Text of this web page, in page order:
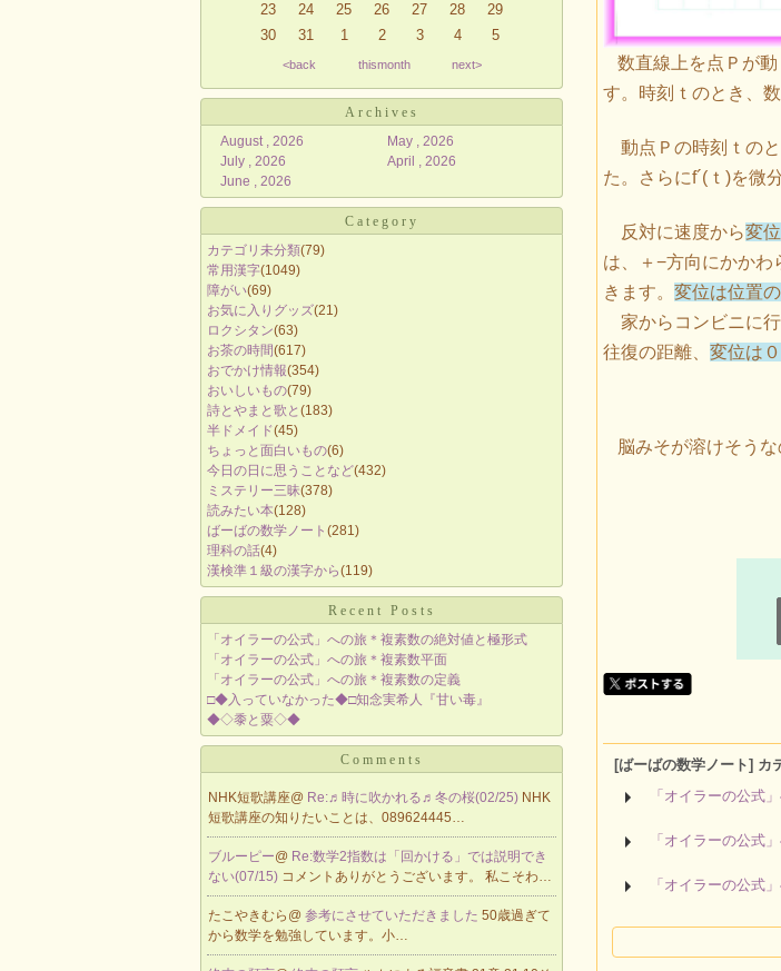
23
24 25 26 27 28
29
30
31 1 2 3 4 5
<back thismonth next>
Archives
August , 2026
July , 2026
June , 2026
May , 2026
April , 2026
Category
カテゴリ未分類(79)
常用漢字(1049)
障がい(69)
お気に入りグッズ(21)
ロクシタン(63)
お茶の時間(617)
おでかけ情報(354)
おいしいもの(79)
詩とやまと歌と (183)
半ドメイド(45)
ちょっと面白いもの(6)
今日の日に思うことなど(432)
ミステリー三昧(378)
読みたい本(128)
ばーばの数学ノート (281)
理科の話(4)
漢検準１級の漢字から(119)
Recent Posts
「オイラーの公式」への旅＊複素数の絶対値と極形式
「オイラーの公式」への旅＊複素数平面
「オイラーの公式」への旅＊複素数の定義
□◆入っていなかった◆□知念実希人『甘い毒』
◆◇黍と粟◇◆
Comments
NHK短歌講座@ Re:♬時に吹かれる♬冬の桜(02/25) NHK
短歌講座の知りたいことは、089624445…
ブルーピー@ Re:数学2指数は「回かける」では説明でき
ない(07/15) コメントありがとうございます。 私こそわ…
たこやきむら@ 参考にさせていただきました 50歳過ぎて
から数学を勉強しています。小…
数直線上を点Ｐが動
す。時刻ｔのとき、
動点Ｐの時刻ｔの
た。さらにf´(ｔ)を微
反対に速度から変位
は、＋−方向にかかわ
きます。変位は位置
家からコンビニに
往復の距離、変位は０
脳みそが溶けそう
[ばーばの数学ノート] カ
「オイラーの公式
「オイラーの公式
「オイラーの公式